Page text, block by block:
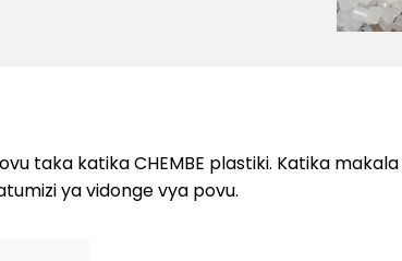
taka katika CHEMBE plastiki. Katika
ya vidonge vya povu.